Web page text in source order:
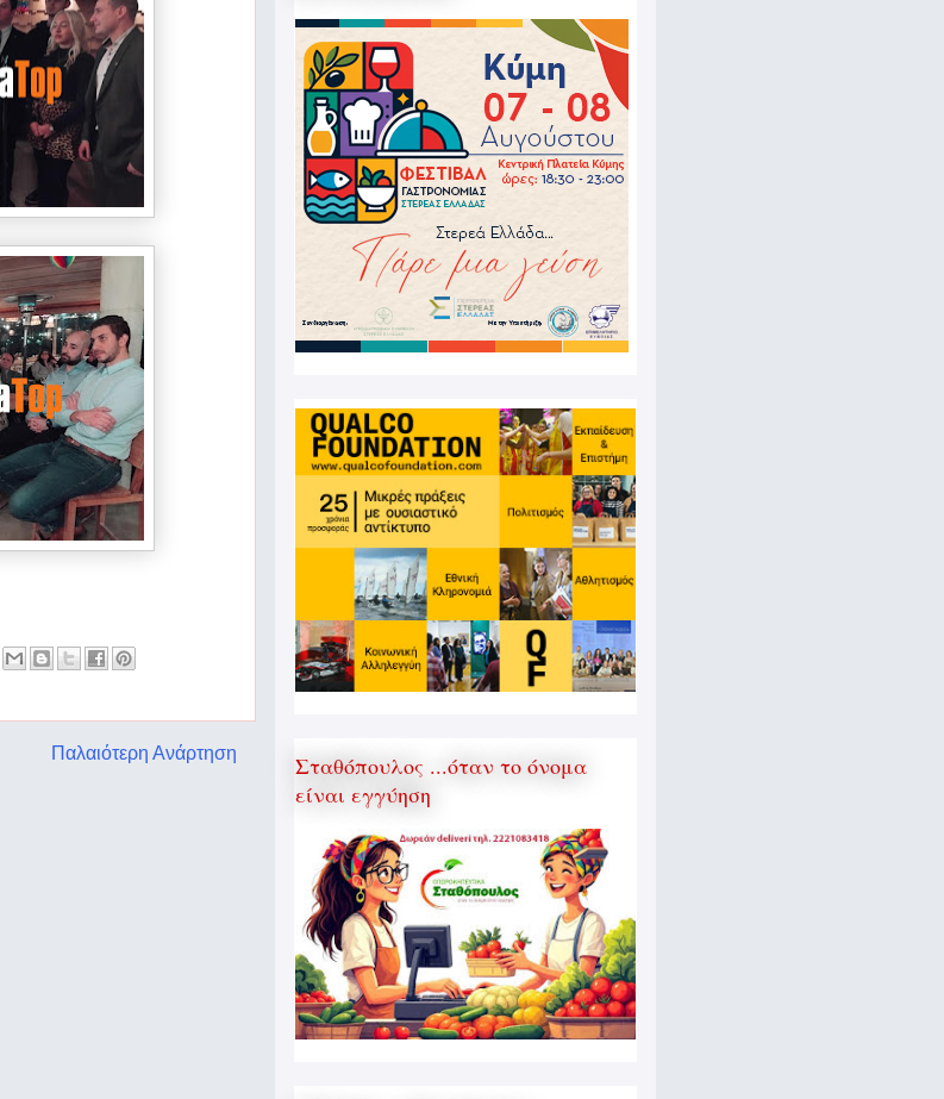
Παλαιότερη Ανάρτηση
Σταθόπουλος ...όταν το όνομα
είναι εγγύηση